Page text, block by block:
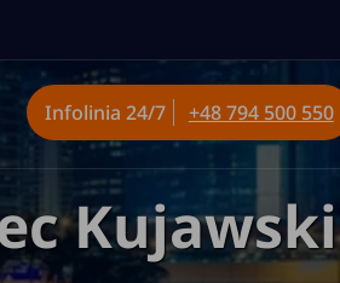
Kujawski
Infolinia 24/7 +48 794 500 550